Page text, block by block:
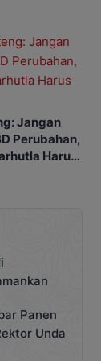
Jangan
Perubahan,
Harus
Panen
Unda